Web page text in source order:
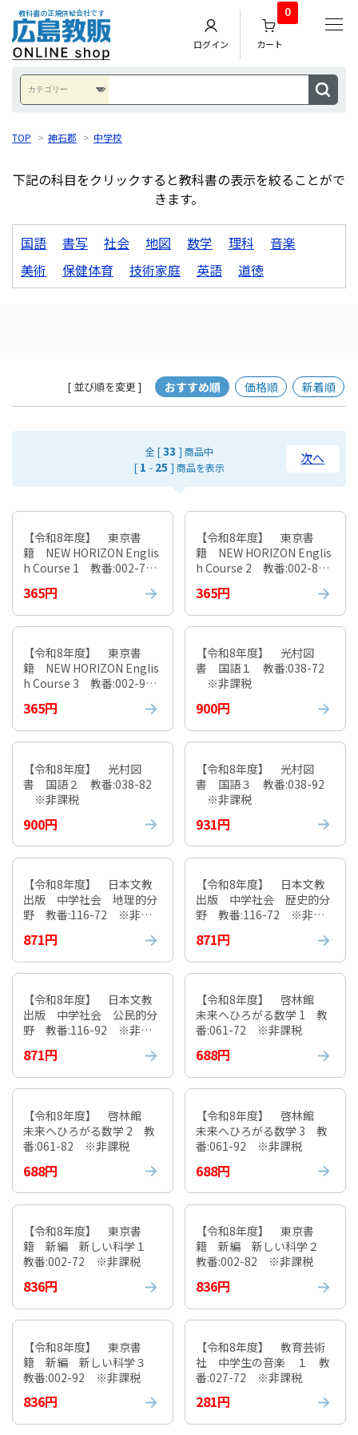
教科書の正規供給会社です
ログイン カート
0
TOP > 神石郡 > 中学校
下記の科目をクリックすると教科書の表示を絞ることがで
きます。
国語 書写 社会 地図 数学 理科
音楽
美術
保健体育 技術家庭 英語 道徳
[ 並び順を変更 ] おすすめ順 価格順 新着順
全 [ 33 ] 商品中
[ 1 - 25 ] 商品を表示
次へ
【令和8年度】 東京書
籍 NEW HORIZON Englis
h Course 1 教番:002-72
365円
【令和8年度】 東京書
籍 NEW HORIZON Englis
h Course 2 教番:002-82
365円
【令和8年度】 東京書
籍 NEW HORIZON Englis
h Course 3 教番:002-92
365円
【令和8年度】 光村図
書 国語１ 教番:038-72
※非課税
900円
【令和8年度】 光村図
書 国語２ 教番:038-82
※非課税
900円
【令和8年度】 光村図
書 国語３ 教番:038-92
※非課税
931円
【令和8年度】 日本文教
出版 中学社会 地理的分
野 教番:116-72 ※非課
871円
【令和8年度】 日本文教
出版 中学社会 歴史的分
野 教番:116-72 ※非課
871円
【令和8年度】 日本文教
出版 中学社会 公民的分
野 教番:116-92 ※非課
871円
【令和8年度】 啓林館
未来へひろがる数学 1 教
番:061-72 ※非課税
688円
【令和8年度】 啓林館
未来へひろがる数学 2 教
番:061-82 ※非課税
688円
【令和8年度】 啓林館
未来へひろがる数学 3 教
番:061-92 ※非課税
688円
【令和8年度】 東京書
籍 新編 新しい科学１
教番:002-72 ※非課税
836円
【令和8年度】 東京書
籍 新編 新しい科学２
教番:002-82 ※非課税
836円
【令和8年度】 東京書
籍 新編 新しい科学３
教番:002-92 ※非課税
836円
【令和8年度】 教育芸術
社 中学生の音楽 １ 教
番:027-72 ※非課税
281円